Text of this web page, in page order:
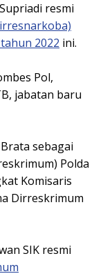
resmi
2022 ini.
Pol,
jabatan baru
sebagai
Polda
Komisaris
Dirreskrimum
SIK resmi